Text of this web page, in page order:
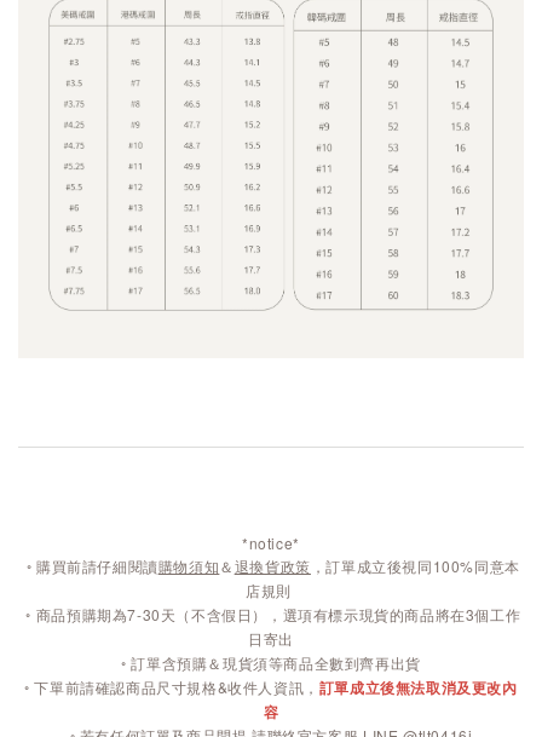
*notice*
◦ 購買前請仔細閱讀購物須知＆退換貨政策 ，訂單成立後視同100%同意本
店規則
◦ 商品預購期為7-30天（不含假日），選項有標示現貨的商品將在3個工作
日寄出
◦ 訂單含預購＆現貨須等商品全數到齊再出貨
◦ 下單前請確認商品尺寸規格&收件人資訊， 訂單成立後無法取消及更改內
容